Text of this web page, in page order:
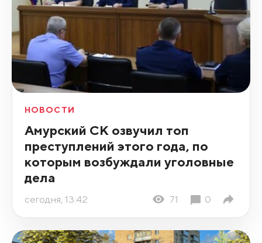
НОВОСТИ
Амурский СК озвучил топ
преступлений этого года, по
которым возбуждали уголовные
дела
сегодня, 13:42 71 0